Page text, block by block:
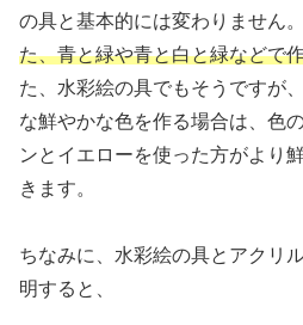
の具と基本的には変わりません。
た、青と緑や青と白と緑などで
た、水彩絵の具でもそうですが
な鮮やかな色を作る場合は、色
ンとイエローを使った方がより
きます。
ちなみに、水彩絵の具とアクリ
明すると、